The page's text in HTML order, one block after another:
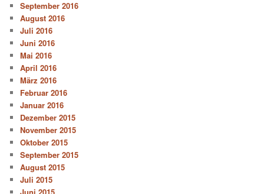
September 2016
August 2016
Juli 2016
Juni 2016
Mai 2016
April 2016
März 2016
Februar 2016
Januar 2016
Dezember 2015
November 2015
Oktober 2015
September 2015
August 2015
Juli 2015